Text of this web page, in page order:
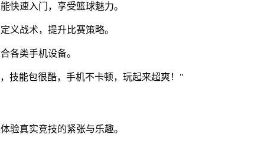
快速入门，享受篮球魅力。
义战术，提升比赛策略。
各类手机设备。
技能包很酷，手机不卡顿，玩起来超爽！"
验真实竞技的紧张与乐趣。